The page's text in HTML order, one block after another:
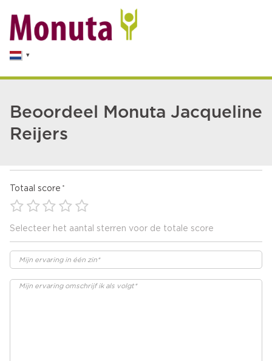
Beoordeel Monuta Jacqueline
Reijers
Totaal score
Selecteer het aantal sterren voor de totale score